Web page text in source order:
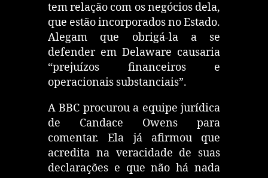
tem relação com os negócios dela,
que estão incorporados no Estado.
Alegam que obrigá-la a se
defender em Delaware causaria
“prejuízos financeiros e
operacionais substanciais”.
A BBC procurou a equipe jurídica
de Candace Owens para
comentar. Ela já afirmou que
acredita na veracidade de suas
declarações e que não há nada